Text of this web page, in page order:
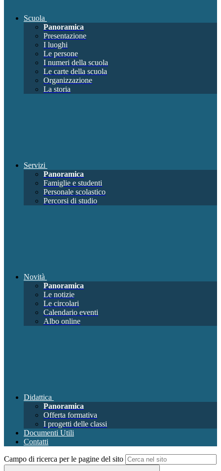
Scuola
Panoramica
Presentazione
I luoghi
Le persone
I numeri della scuola
Le carte della scuola
Organizzazione
La storia
Servizi
Panoramica
Famiglie e studenti
Personale scolastico
Percorsi di studio
Novità
Panoramica
Le notizie
Le circolari
Calendario eventi
Albo online
Didattica
Panoramica
Offerta formativa
I progetti delle classi
Documenti Utili
Contatti
Campo di ricerca per le pagine del sito